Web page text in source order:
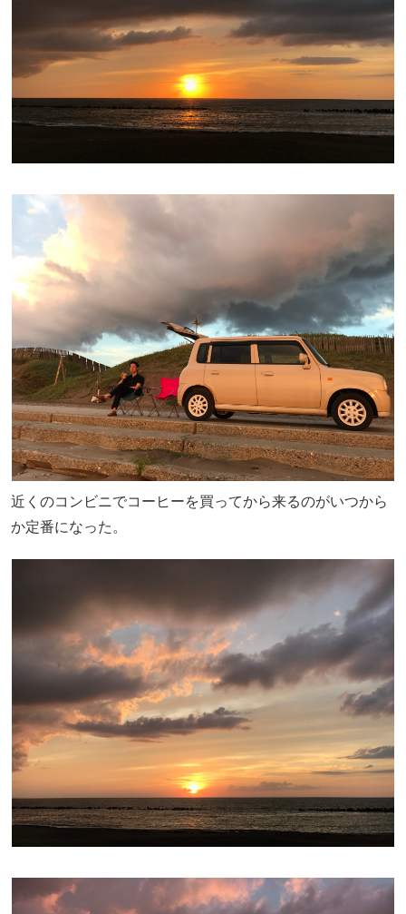
近くのコンビニでコーヒーを買ってから来るのがいつから
か定番になった。